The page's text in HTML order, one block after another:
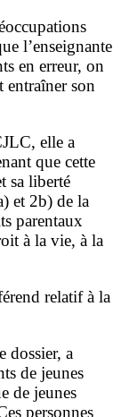
l’enseignante
en erreur, on
entraîner son
elle a
que cette
sa liberté
et 2b) de la
parentaux
à la vie, à la
relatif à la
dossier, a
de jeunes
de jeunes
personnes